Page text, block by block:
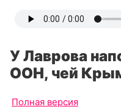
У Лаврова
ООН, чей
Полная версия